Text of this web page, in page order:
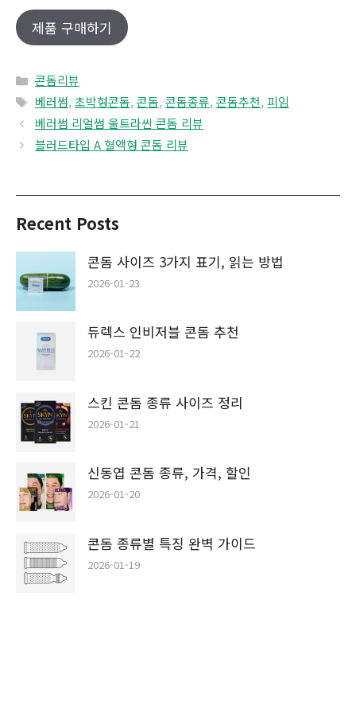
제품 구매하기
Categories
콘돔리뷰
Tags
베러썸, 초박형콘돔, 콘돔, 콘돔종류, 콘돔추천, 피임
베러썸 리얼썸 울트라씬 콘돔 리뷰
블러드타입 A 혈액형 콘돔 리뷰
Recent Posts
콘돔 사이즈 3가지 표기, 읽는 방법
2026-01-23
듀렉스 인비저블 콘돔 추천
2026-01-22
스킨 콘돔 종류 사이즈 정리
2026-01-21
신동엽 콘돔 종류, 가격, 할인
2026-01-20
콘돔 종류별 특징 완벽 가이드
2026-01-19